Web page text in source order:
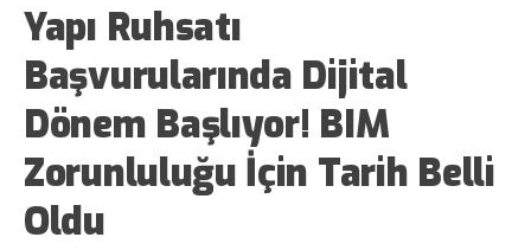
Yapı Ruhsatı
Başvurularında Dijital
Dönem Başlıyor! BIM
Zorunluluğu İçin Tarih Belli
Oldu